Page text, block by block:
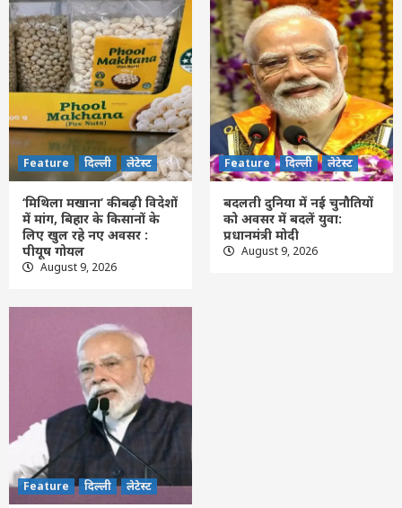
3
Feature दिल्ली लेटेस्ट
‘मिथिला मखाना’ की बढ़ी विदेशों में मांग, बिहार के
किसानों के लिए खुल रहे नए अवसर : पीयूष गोयल
4
Feature दिल्ली लेटेस्ट
बदलती दुनिया में नई चुनौतियों को अवसर में बदलें
युवा: प्रधानमंत्री मोदी
5
Feature दिल्ली
आत्मनिर्भर चिकित्सा-तकनीक से वैश्विक भागीदार
बन रहा भारत : पीएम मोदी
Feature दिल्ली लेटेस्ट
‘मिथिला मखाना’ की बढ़ी विदेशों
में मांग, बिहार के किसानों के
लिए खुल रहे नए अवसर :
पीयूष गोयल
August 9, 2026
Feature दिल्ली लेटेस्ट
बदलती दुनिया में नई चुनौतियों
को अवसर में बदलें युवा:
प्रधानमंत्री मोदी
August 9, 2026
Feature दिल्ली लेटेस्ट